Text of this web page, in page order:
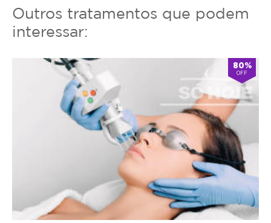
Outros tratamentos que podem
interessar:
80%
OFF